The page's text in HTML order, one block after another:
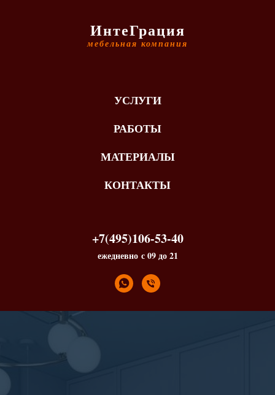
ИнтеГрация
мебельная компания
УСЛУГИ
РАБОТЫ
МАТЕРИАЛЫ
КОНТАКТЫ
+7(495)106-53-40
ежедневно с 09 до 21